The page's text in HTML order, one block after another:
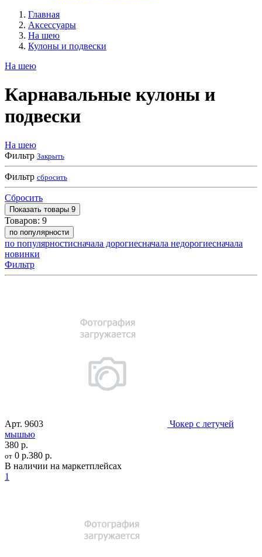
Главная
Аксессуары
На шею
Кулоны и подвески
На шею
Карнавальные кулоны и
подвески
На шею
Фильтр Закрыть
Фильтр сбросить
Сбросить
Показать товары 9
Товаров: 9
по популярности
по популярностисначала дорогиесначала недорогиесначала
новинки
Фильтр
Арт. 9603
Чокер с летучей
мышью
380 р.
от 0 р.380 р.
В наличии на маркетплейсах
1